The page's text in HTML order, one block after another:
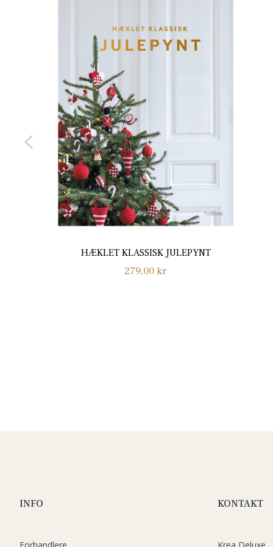
HÆKLET KLASSISK JULEPYNT
Normalpris
279,00 kr
INFO KONTAKT